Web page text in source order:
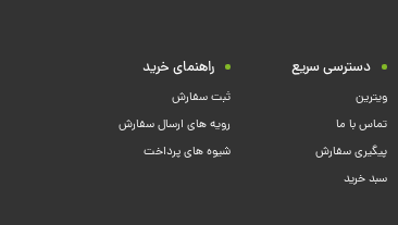
دسترسی سریع
ویترین
تماس با ما
پیگیری سفارش
سبد خرید
راهنمای خرید
ثبت سفارش
رویه های ارسال سفارش
شیوه های پرداخت